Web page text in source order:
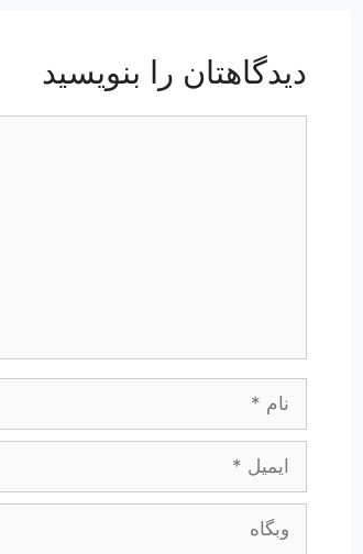
دیدگاهتان را بنویسید
ایمیل
وبگاه